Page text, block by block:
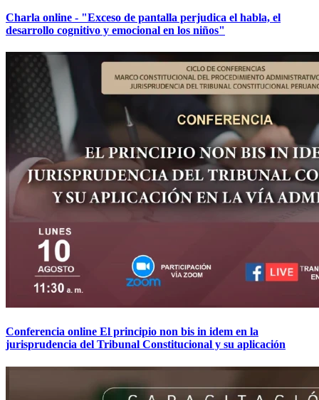
Charla online - "Exceso de pantalla perjudica el habla, el
desarrollo cognitivo y emocional en los niños"
Conferencia online El principio non bis in idem en la
jurisprudencia del Tribunal Constitucional y su aplicación